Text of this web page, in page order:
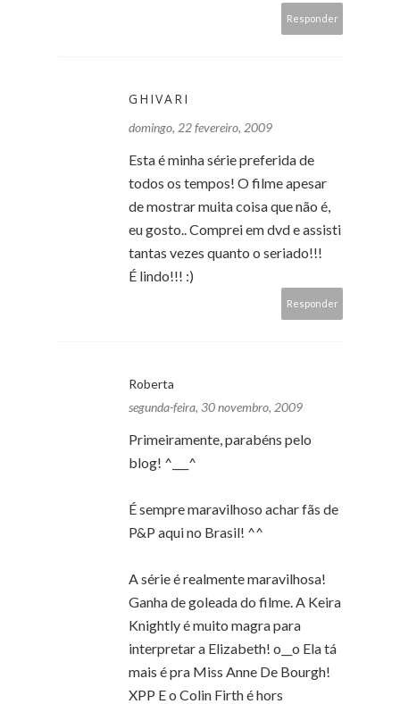
Responder
GHIVARI
domingo, 22 fevereiro, 2009
Esta é minha série preferida de
todos os tempos! O filme apesar
de mostrar muita coisa que não é,
eu gosto.. Comprei em dvd e assisti
tantas vezes quanto o seriado!!!
É lindo!!! :)
Responder
Roberta
segunda-feira, 30 novembro, 2009
Primeiramente, parabéns pelo
blog! ^___^
É sempre maravilhoso achar fãs de
P&P aqui no Brasil! ^^
A série é realmente maravilhosa!
Ganha de goleada do filme. A Keira
Knightly é muito magra para
interpretar a Elizabeth! o__o Ela tá
mais é pra Miss Anne De Bourgh!
XPP E o Colin Firth é hors